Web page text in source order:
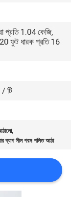
প্রতি 1.04 কেজি,
20 ফুট ধারক প্রতি 16
টি
,
ব্যাগ সীল গরম গলিত আঠা